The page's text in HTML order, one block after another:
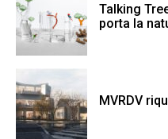
Talking
porta la
MVRDV